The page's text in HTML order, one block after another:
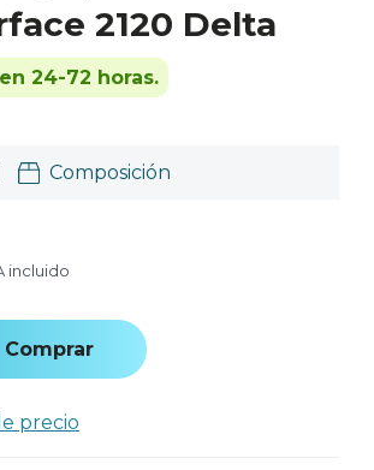
2120 Delta
24-72 horas.
Composición
incluido
Comprar
precio